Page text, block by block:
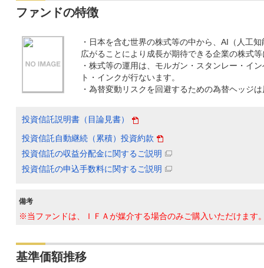
ファンドの特徴
・日本を含む世界の株式等の中から、AI（人工
広がることにより成長が期待できる企業の株式
・株式等の運用は、モルガン・スタンレー・イ
ト・インクが行ないます。
・為替変動リスクを回避するための為替ヘッジ
投資信託説明書（目論見書）
投資信託自動継続（累積）投資約款
投資信託の収益分配金に関するご説明
投資信託の申込手数料に関するご説明
備考
※当ファンドは、ＩＦＡが媒介する場合のみご購入いただけます
基準価額推移